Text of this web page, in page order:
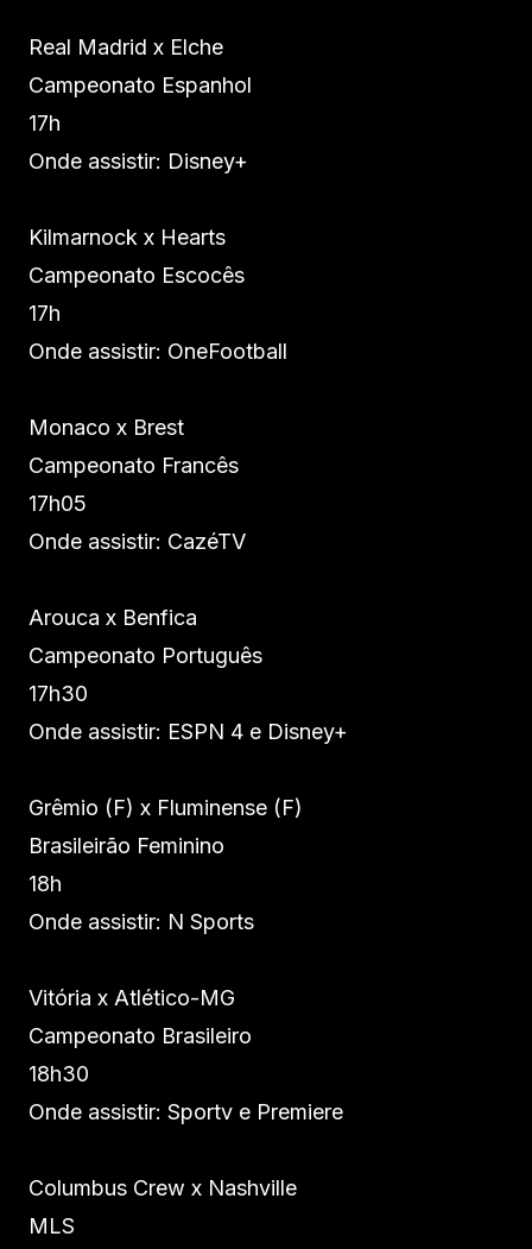
Real Madrid x Elche
Campeonato Espanhol
17h
Onde assistir: Disney+
Kilmarnock x Hearts
Campeonato Escocês
17h
Onde assistir: OneFootball
Monaco x Brest
Campeonato Francês
17h05
Onde assistir: CazéTV
Arouca x Benfica
Campeonato Português
17h30
Onde assistir: ESPN 4 e Disney+
Grêmio (F) x Fluminense (F)
Brasileirão Feminino
18h
Onde assistir: N Sports
Vitória x Atlético-MG
Campeonato Brasileiro
18h30
Onde assistir: Sportv e Premiere
Columbus Crew x Nashville
MLS